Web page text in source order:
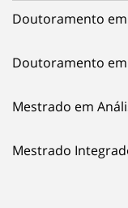
Doutoramento
Doutoramento
Mestrado em
Mestrado